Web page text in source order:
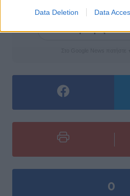
Data Deletion Data
Add Dimokratiki.gr
Ακολουθήστε μας στο
0